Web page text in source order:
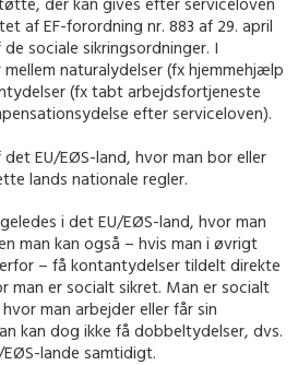
af EF-forordning nr. 883 af 29. april
sociale sikringsordninger. I
naturalydelser (fx hjemmehjælp
(fx tabt arbejdsfortjeneste
efter serviceloven).
EU/EØS-land, hvor man bor eller
lands nationale regler.
i det EU/EØS-land, hvor man
man kan også – hvis man i øvrigt
– få kontantydelser tildelt direkte
man er socialt sikret. Man er socialt
man arbejder eller får sin
kan dog ikke få dobbeltydelser, dvs.
lande samtidigt.